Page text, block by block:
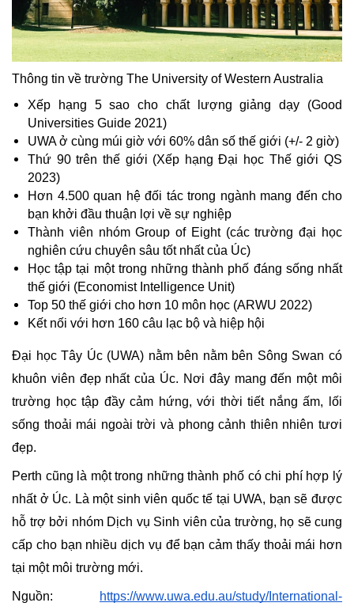
Thông tin về trường The University of Western Australia
Xếp hạng 5 sao cho chất lượng giảng dạy (Good
Universities Guide 2021)
UWA ở cùng múi giờ với 60% dân số thế giới (+/- 2 giờ)
Thứ 90 trên thế giới (Xếp hạng Đại học Thế giới QS
2023)
Hơn 4.500 quan hệ đối tác trong ngành mang đến cho
bạn khởi đầu thuận lợi về sự nghiệp
Thành viên nhóm Group of Eight (các trường đại học
nghiên cứu chuyên sâu tốt nhất của Úc)
Học tập tại một trong những thành phố đáng sống nhất
thế giới (Economist Intelligence Unit)
Top 50 thế giới cho hơn 10 môn học (ARWU 2022)
Kết nối với hơn 160 câu lạc bộ và hiệp hội
Đại học Tây Úc (UWA) nằm bên nằm bên Sông Swan có
khuôn viên đẹp nhất của Úc. Nơi đây mang đến một môi
trường học tập đầy cảm hứng, với thời tiết nắng ấm, lối
sống thoải mái ngoài trời và phong cảnh thiên nhiên tươi
đẹp.
Perth cũng là một trong những thành phố có chi phí hợp lý
nhất ở Úc. Là một sinh viên quốc tế tại UWA, bạn sẽ được
hỗ trợ bởi nhóm Dịch vụ Sinh viên của trường, họ sẽ cung
cấp cho bạn nhiều dịch vụ để bạn cảm thấy thoải mái hơn
tại một môi trường mới.
Nguồn:
https://www.uwa.edu.au/study/International-